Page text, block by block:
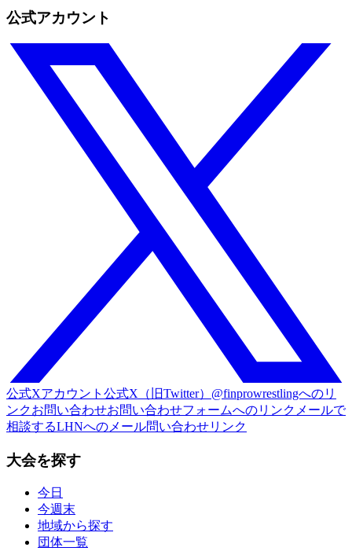
公式アカウント
公式Xアカウント 公式X（旧Twitter）@finprowrestlingへのリ
ンクお問い合わせお問い合わせフォームへのリンク メールで
相談するLHNへのメール問い合わせリンク
大会を探す
今日
今週末
地域から探す
団体一覧